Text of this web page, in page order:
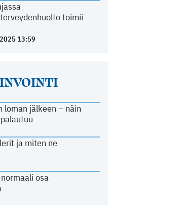
toimii
13:59
loman jälkeen – näin
ja miten ne
osa